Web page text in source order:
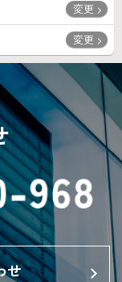
変更
変更
せ